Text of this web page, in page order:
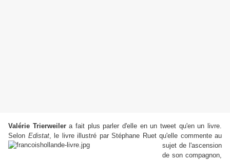
Valérie Trierweilera fait plus parler d'elle en un tweet qu'en un livre.
Selon Edistat, le livre illustré par Stéphane Ruet qu'elle commente au
sujet de l'ascension
de son compagnon,